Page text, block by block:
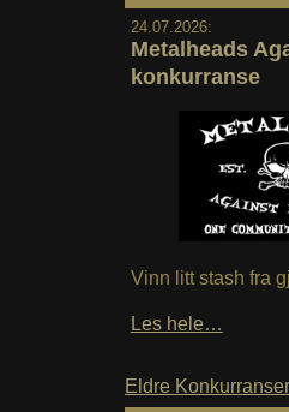
24.07.2026:
Metalheads
konkurranse
Vinn litt stash fra
Les hele…
Eldre